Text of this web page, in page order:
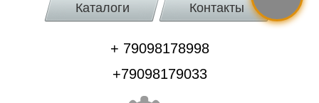
Каталоги Контакты
+ 79098178998
+79098179033